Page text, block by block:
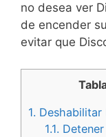
no desea ver
de encender
evitar que
1.
1.1.